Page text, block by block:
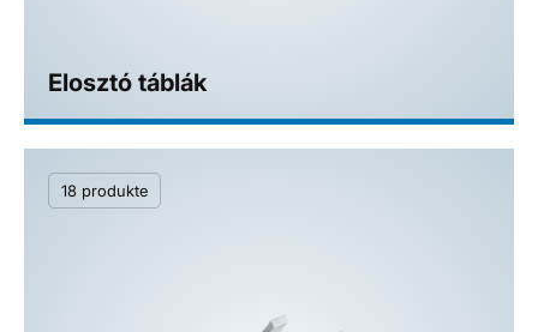
Elosztó táblák
18 produkte